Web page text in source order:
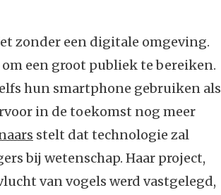
zonder een digitale omgeving.
een groot publiek te bereiken.
hun smartphone gebruiken als
in de toekomst nog meer
stelt dat technologie zal
bij wetenschap. Haar project,
van vogels werd vastgelegd,